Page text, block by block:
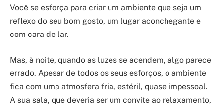
Você se esforça para criar um ambiente que seja um
reflexo do seu bom gosto, um lugar aconchegante e
com cara de lar.
Mas, à noite, quando as luzes se acendem, algo parece
errado. Apesar de todos os seus esforços, o ambiente
fica com uma atmosfera fria, estéril, quase impessoal.
A sua sala, que deveria ser um convite ao relaxamento,